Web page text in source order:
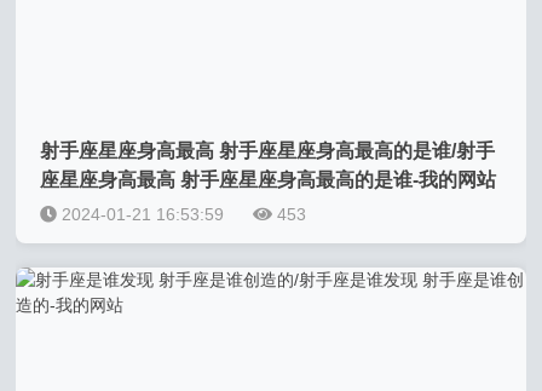
射手座星座身高最高 射手座星座身高最高的是谁/射手
座星座身高最高 射手座星座身高最高的是谁-我的网站
2024-01-21 16:53:59 453